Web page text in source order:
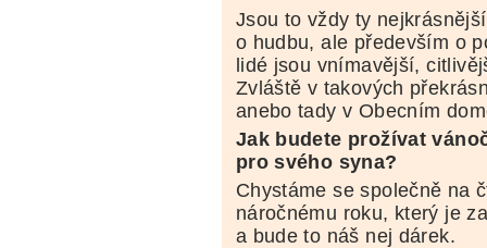
Jsou to vždy ty
o hudbu, ale především o
lidé jsou vnímavější,
Zvláště v takových
anebo tady v Obecním
Jak budete prožívat
pro svého syna?
Chystáme se společně na
náročnému roku, který je
a bude to náš nej dárek.